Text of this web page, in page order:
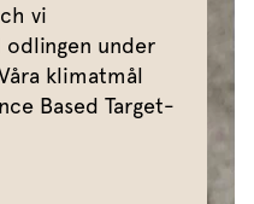
vi
under
klimatmål
Based Target-